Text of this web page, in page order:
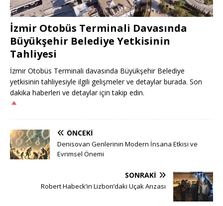
İzmir Otobüs Terminali Davasında
Büyükşehir Belediye Yetkisinin
Tahliyesi
İzmir Otobüs Terminali davasında Büyükşehir Belediye
yetkisinin tahliyesiyle ilgili gelişmeler ve detaylar burada. Son
dakika haberleri ve detaylar için takip edin.
ÖNCEKI
Denisovan Genlerinin Modern İnsana Etkisi ve
Evrimsel Önemi
SONRAKI
Robert Habeck’in Lizbon’daki Uçak Arızası